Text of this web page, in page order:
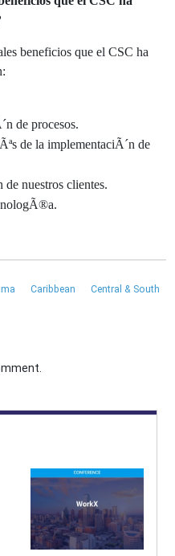
beneficios que el CSC ha
de procesos.
de la implementaciÃ´n de
de nuestros clientes.
Caribbean
Central & South